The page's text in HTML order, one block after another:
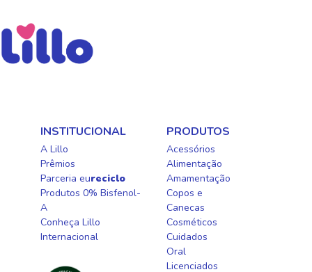
INSTITUCIONAL
A Lillo
Prêmios
Parceria eureciclo
Produtos 0% Bisfenol-
A
Conheça Lillo
Internacional
PRODUTOS
Acessórios
Alimentação
Amamentação
Copos e
Canecas
Cosméticos
Cuidados
Oral​
Licenciados​